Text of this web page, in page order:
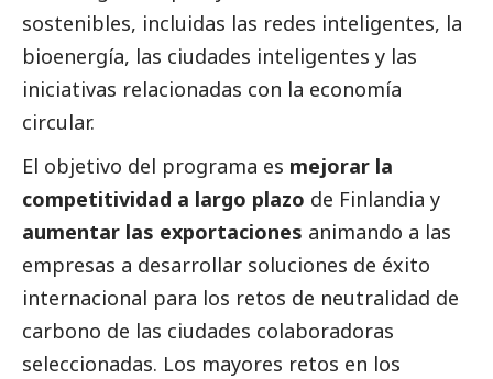
sostenibles, incluidas las redes inteligentes, la
bioenergía, las ciudades inteligentes y las
iniciativas relacionadas con la economía
circular.
El objetivo del programa es mejorar la
competitividad a largo plazo de Finlandia y
aumentar las exportaciones animando a las
empresas a desarrollar soluciones de éxito
internacional para los retos de neutralidad de
carbono de las ciudades colaboradoras
seleccionadas. Los mayores retos en los